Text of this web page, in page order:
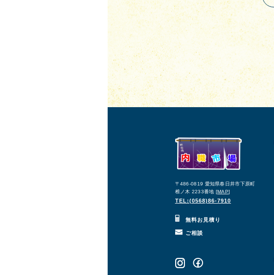
〒486-0819 愛知県春日井市下原町
椎ノ木 2233番地 [MAP]
TEL:(0568)86-7910
無料お見積り
ご相談